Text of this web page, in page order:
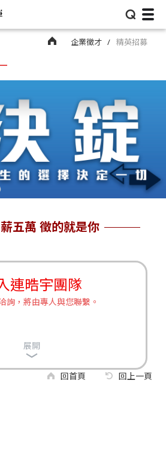
⌕
企業徵才 精英招募
五萬 徵的就是你
展開
連晧宇團隊
詢，將由專人與您聯繫。
回首頁 回上一頁